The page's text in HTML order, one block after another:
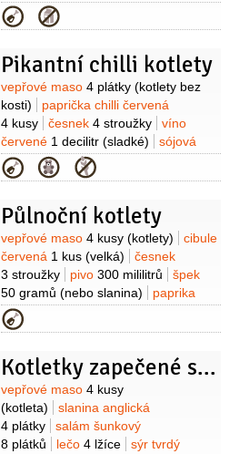
1 svazek
Kategorie
Pikantní chilli kotlety
Suroviny
vepřové maso 4 plátky (kotlety bez
kosti)
paprička chilli červená
4 kusy
česnek 4 stroužky
víno
červené 1 decilitr (sladké)
sójová
omáčka1/2 decilitru
1/2decilitru med4 lžíce
zázvor
Kategorie
Půlnoční kotlety
Suroviny
vepřové maso 4 kusy (kotlety)
cibule
červená 1 kus (velká)
česnek
3 stroužky
pivo 300 mililitrů
špek
50 gramů (nebo slanina)
paprika
kapie
)
pepř
Kategorie
Kotletky zapečené se slaninou a sýrem
Suroviny
vepřové maso 4 kusy
(kotleta)
slanina anglická
4 plátky
salám šunkový
8 plátků
lečo 4 lžíce
sýr tvrdý